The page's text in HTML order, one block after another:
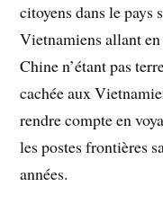
citoyens dans le pays
Vietnamiens allant
Chine n’étant pas
cachée aux
rendre compte en
les postes frontières
années.